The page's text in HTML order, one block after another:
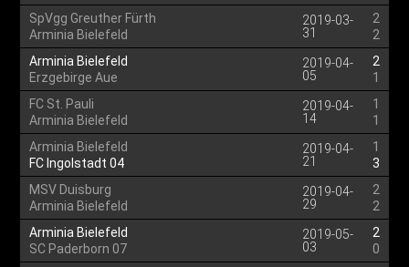
SpVgg Greuther Fürth
Arminia Bielefeld
2019-03-
31
2
2
Arminia Bielefeld
Erzgebirge Aue
2019-04-
05
2
1
FC St. Pauli
Arminia Bielefeld
2019-04-
14
1
1
Arminia Bielefeld
FC Ingolstadt 04
2019-04-
21
1
3
MSV Duisburg
Arminia Bielefeld
2019-04-
29
2
2
Arminia Bielefeld
SC Paderborn 07
2019-05-
03
2
0